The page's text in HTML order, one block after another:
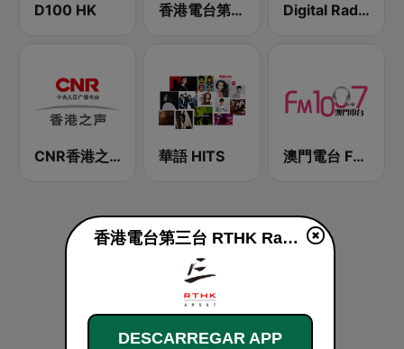
D100 HK 香港電台第四台 RTHK Radio 4 Digital Radio Hong Kong
CNR香港之声 - CNR Voice of Hong Kong 華語 HITS 澳門電台 FM 100.7
香港電台第三台 RTHK Radio 3 online
DESCARREGAR APP